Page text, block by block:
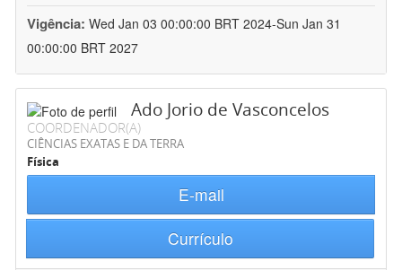
Vigência: Wed Jan 03 00:00:00 BRT 2024-Sun Jan 31
00:00:00 BRT 2027
Ado Jorio de Vasconcelos
COORDENADOR(A)
CIÊNCIAS EXATAS E DA TERRA
Física
E-mail
Currículo